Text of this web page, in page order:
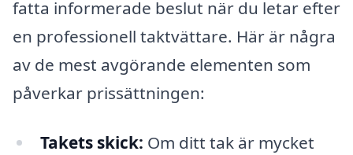
fatta informerade beslut när du letar efter
en professionell taktvättare. Här är några
av de mest avgörande elementen som
påverkar prissättningen:
Takets skick: Om ditt tak är mycket